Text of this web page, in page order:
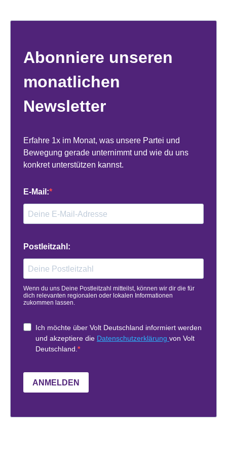
Abonniere unseren
monatlichen
Newsletter
Erfahre 1x im Monat, was unsere Partei und
Bewegung gerade unternimmt und wie du uns
konkret unterstützen kannst.
E-Mail:
Postleitzahl:
Wenn du uns Deine Postleitzahl mitteilst, können wir dir die für
dich relevanten regionalen oder lokalen Informationen
zukommen lassen.
Ich möchte über Volt Deutschland informiert werden
und akzeptiere die Datenschutzerklärung von Volt
Deutschland.
ANMELDEN